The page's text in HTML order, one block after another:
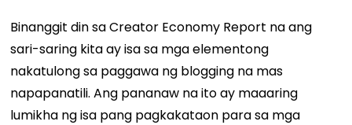
Binanggit din sa Creator Economy Report na ang
sari-saring kita ay isa sa mga elementong
nakatulong sa paggawa ng blogging na mas
napapanatili. Ang pananaw na ito ay maaaring
lumikha ng isa pang pagkakataon para sa mga